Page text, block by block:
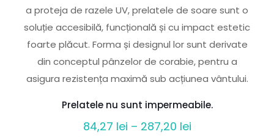
a proteja de razele UV, prelatele de soare sunt o
soluție accesibilă, funcțională și cu impact estetic
foarte plăcut. Forma și designul lor sunt derivate
din conceptul pânzelor de corabie, pentru a
asigura rezistența maximă sub acțiunea vântului.
Prelatele nu sunt impermeabile.
84,27 lei – 287,20 leiInterval